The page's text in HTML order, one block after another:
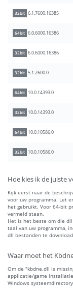
32bit 6.1.7600.16385
64bit 6.0.6000.16386
32bit 6.0.6000.16386
32bit 5.1.2600.0
64bit 10.0.14393.0
32bit 10.0.14393.0
64bit 10.0.10586.0
32bit 10.0.10586.0
Hoe kies ik de juiste
Kijk eerst naar de
voor uw programma. Let
het gebruikt. Voor 64-bit
vermeld staan.
Het is het beste om die
taal van uw programma,
dll bestanden te
Waar moet het
Om de "kbdne.dll is
applicatie/game
Windows